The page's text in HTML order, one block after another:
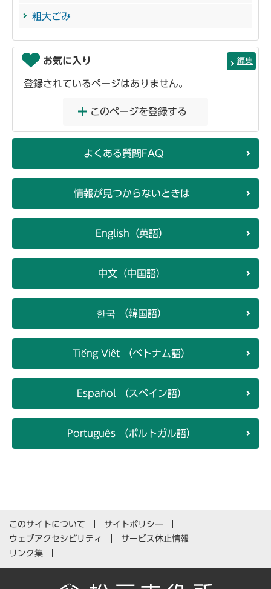
粗大ごみ
お気に入り 編集
登録されているページはありません。
このページを登録する
よくある質問FAQ
情報が見つからないときは
English（英語）
中文（中国語）
한국 （韓国語）
Tiếng Việt （ベトナム語）
Español （スペイン語）
Português （ポルトガル語）
このサイトについて
サイトポリシー
ウェブアクセシビリティ
サービス休止情報
リンク集